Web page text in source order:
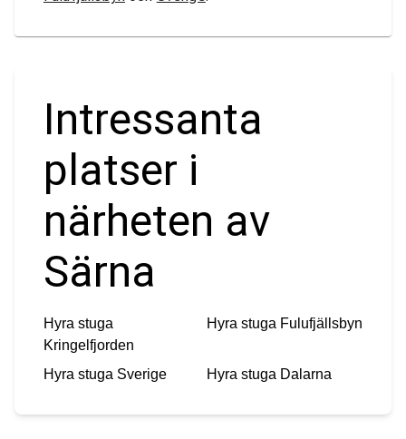
Intressanta
platser i
närheten av
Särna
Hyra stuga
Kringelfjorden
Hyra stuga Fulufjällsbyn
Hyra stuga Sverige Hyra stuga Dalarna